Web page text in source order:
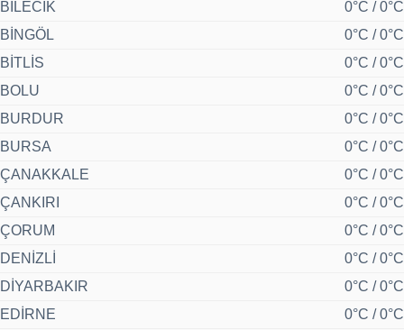
BİLECİK
0°C / 0°C
BİNGÖL
0°C / 0°C
BİTLİS
0°C / 0°C
BOLU
0°C / 0°C
BURDUR
0°C / 0°C
BURSA
0°C / 0°C
ÇANAKKALE
0°C / 0°C
ÇANKIRI
0°C / 0°C
ÇORUM
0°C / 0°C
DENİZLİ
0°C / 0°C
DİYARBAKIR
0°C / 0°C
EDİRNE
0°C / 0°C